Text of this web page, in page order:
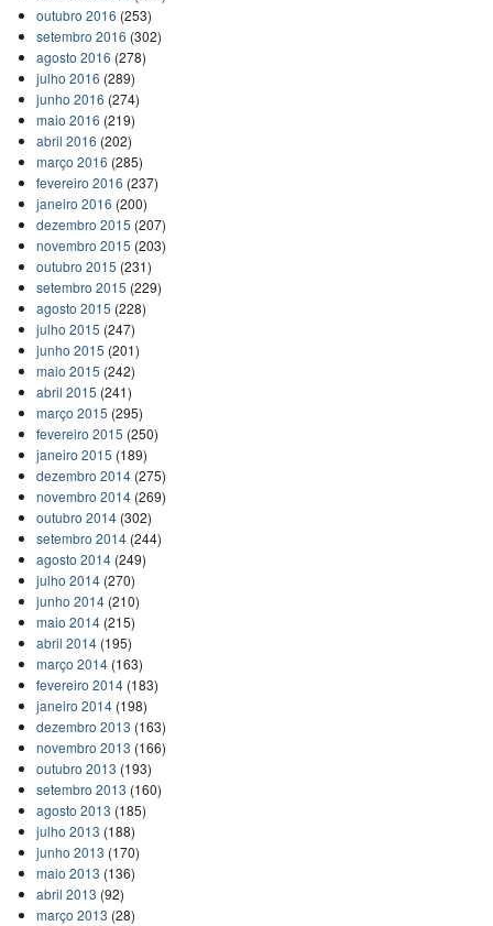
outubro 2016 (253)
setembro 2016 (302)
agosto 2016 (278)
julho 2016 (289)
junho 2016 (274)
maio 2016 (219)
abril 2016 (202)
março 2016 (285)
fevereiro 2016 (237)
janeiro 2016 (200)
dezembro 2015 (207)
novembro 2015 (203)
outubro 2015 (231)
setembro 2015 (229)
agosto 2015 (228)
julho 2015 (247)
junho 2015 (201)
maio 2015 (242)
abril 2015 (241)
março 2015 (295)
fevereiro 2015 (250)
janeiro 2015 (189)
dezembro 2014(275)
novembro 2014(269)
outubro 2014(302)
setembro 2014(244)
agosto 2014(249)
julho 2014(270)
junho 2014(210)
maio 2014(215)
abril 2014(195)
março 2014(163)
fevereiro 2014(183)
janeiro 2014(198)
dezembro 2013 (163)
novembro 2013 (166)
outubro 2013 (193)
setembro 2013 (160)
agosto 2013 (185)
julho 2013 (188)
junho 2013 (170)
maio 2013 (136)
abril 2013 (92)
março 2013 (28)